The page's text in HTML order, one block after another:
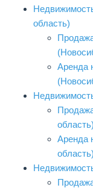
Недвижимость - г. Новосибирск
область)
Продажа
Аренда
Продажа
область)
Аренда
область)
Продажа